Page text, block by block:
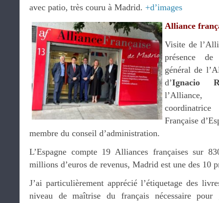
avec patio, très couru à Madrid. +d’images
Alliance
Visite de
présence
général de
d’Ignacio
Française
membre du conseil d’administration.
L’Espagne compte 19 Alliances françaises sur
millions d’euros de revenus, Madrid est une des 10
J’ai particulièrement apprécié l’étiquetage des
niveau de maîtrise du français nécessaire